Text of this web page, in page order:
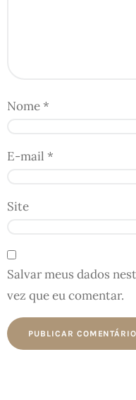
Nome*
E-mail *
Site
Salvar meus dados
vez que eu comentar.